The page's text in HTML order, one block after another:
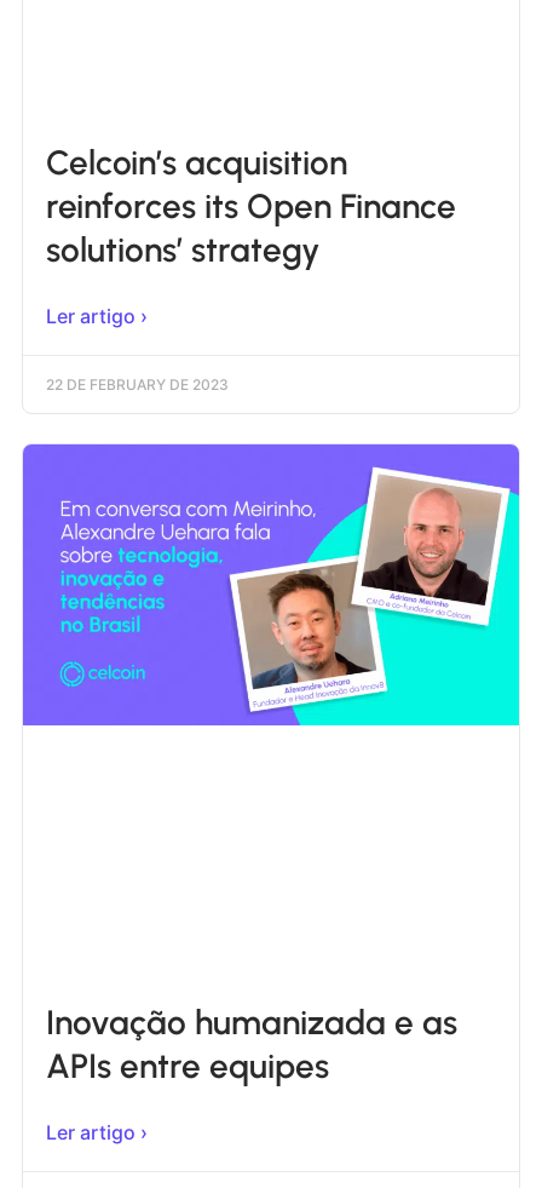
Celcoin’s acquisition
reinforces its Open Finance
solutions’ strategy
Ler artigo ›
22 DE FEBRUARY DE 2023
Inovação humanizada e as
APIs entre equipes
Ler artigo ›